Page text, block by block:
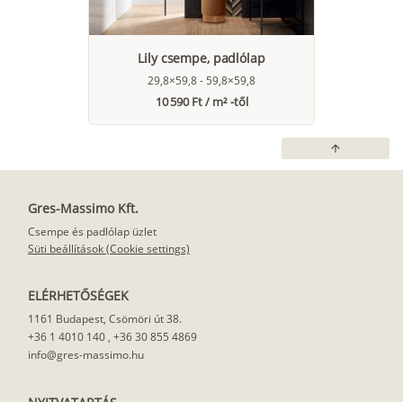
Lily csempe, padlólap
29,8×59,8 - 59,8×59,8
10 590 Ft / m² -től
arrow_upward
Gres-Massimo Kft.
Csempe és padlólap üzlet
Süti beállítások (Cookie settings)
ELÉRHETŐSÉGEK
1161 Budapest, Csömöri út 38.
+36 1 4010 140 , +36 30 855 4869
info@gres-massimo.hu